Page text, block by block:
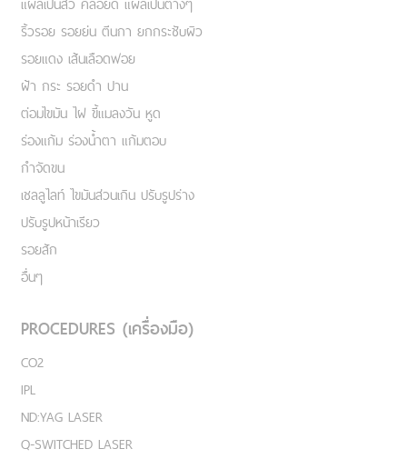
ริ้วรอย รอยย่น ตีนกา ยกกระชับผิว
รอยแดง เส้นเลือดฟอย
ฝ้า กระ รอยดำ ปาน
ต่อมไขมัน ไฝ ขี้แมลงวัน หูด
ร่องแก้ม ร่องน้ำตา แก้มตอบ
กำจัดขน
เชลลูไลท์ ไขมันส่วนเกิน ปรับรูปร่าง
ปรับรูปหน้าเรียว
รอยสัก
อื่นๆ
PROCEDURES (เครื่องมือ)
CO2
IPL
ND:YAG LASER
Q-SWITCHED LASER